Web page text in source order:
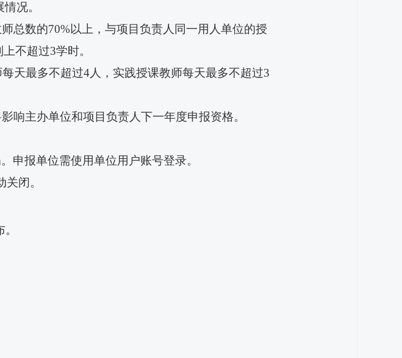
况。
总数的70%以上，与项目负责人同一用人单位的授
不超过3学时。
天最多不超过4人，实践授课教师每天最多不超过3
响主办单位和项目负责人下一年度申报资格。
。申报单位需使用单位用户账号登录。
关闭。